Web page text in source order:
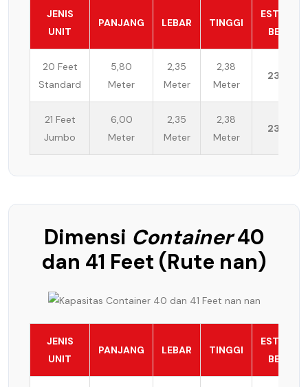
JENIS
UNIT
PANJANG LEBAR TINGGI
ESTIMASI
BEBAN
20 Feet
Standard
5,80
Meter
2,35
Meter
2,38
Meter
23 Ton
21 Feet
Jumbo
6,00
Meter
2,35
Meter
2,38
Meter
23 Ton
Dimensi Container40
dan 41 Feet (Rute nan)
JENIS
UNIT
PANJANG LEBAR TINGGI
ESTIMASI
BEBAN